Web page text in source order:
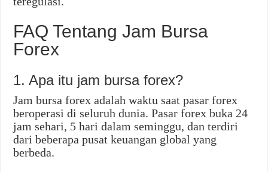
FAQ Tentang Jam Bursa
Forex
1. Apa itu jam bursa forex?
Jam bursa forex adalah waktu saat pasar forex
beroperasi di seluruh dunia. Pasar forex buka 24
jam sehari, 5 hari dalam seminggu, dan terdiri
dari beberapa pusat keuangan global yang
berbeda.